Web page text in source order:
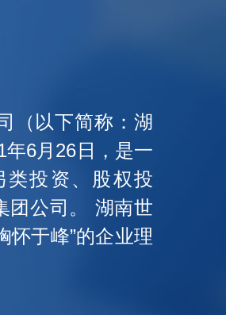
（以下简称：湖
6月26日，是一
类投资、股权投
团公司。 湖南世
怀于峰”的企业理